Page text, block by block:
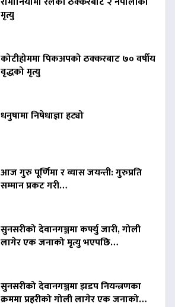
मृत्यु
कोटीहोममा पिकअपको ठक्करबाट ७० वर्षीय
वृद्धको मृत्यु
धनुषामा निषेधाज्ञा हट्यो
आज गुरु पूर्णिमा र व्यास जयन्ती: गुरुप्रति
सम्मान प्रकट गरी…
सुनसरीको देवानगञ्जमा कर्फ्यु जारी, गोली
लागेर एक जनाको मृत्यु भएपछि…
सुनसरीको देवानगञ्जमा झडप नियन्त्रणका
क्रममा प्रहरीको गोली लागेर एक जनाको…